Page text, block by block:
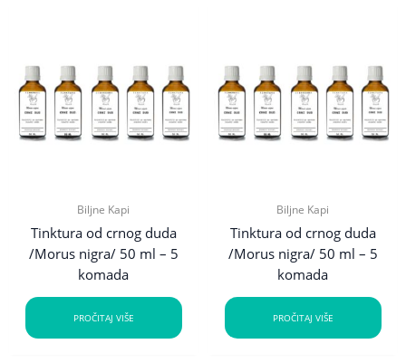
Biljne Kapi
Tinktura od crnog duda
/Morus nigra/ 50 ml – 5
komada
PROČITAJ VIŠE
Biljne Kapi
Tinktura od crnog duda
/Morus nigra/ 50 ml – 5
komada
PROČITAJ VIŠE